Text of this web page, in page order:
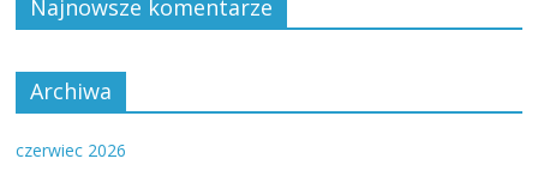
Najnowsze komentarze
Archiwa
czerwiec 2026